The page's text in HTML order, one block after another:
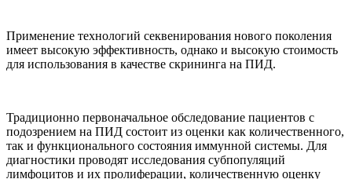
Применение технологий секвенирования нового поколения
имеет высокую эффективность, однако и высокую стоимость
для использования в качестве скрининга на ПИД.
Традиционно первоначальное обследование пациентов с
подозрением на ПИД состоит из оценки как количественного,
так и функционального состояния иммунной системы. Для
диагностики проводят исследования субпопуляций
лимфоцитов и их пролиферации, количественную оценку